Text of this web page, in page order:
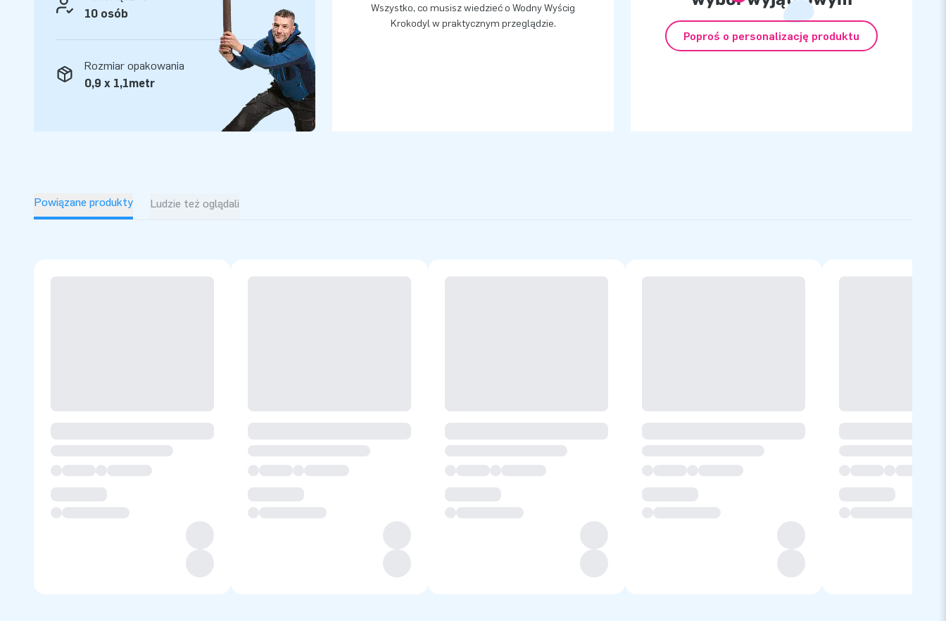
10 osób
Rozmiar opakowania
0,9 x 1,1metr
Wszystko, co musisz wiedzieć o Wodny Wyścig
Krokodyl w praktycznym przeglądzie.
Poproś o personalizację produktu
Powiązane produkty Ludzie też oglądali